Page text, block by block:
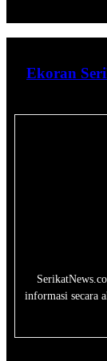
Ekoran
informasi secara